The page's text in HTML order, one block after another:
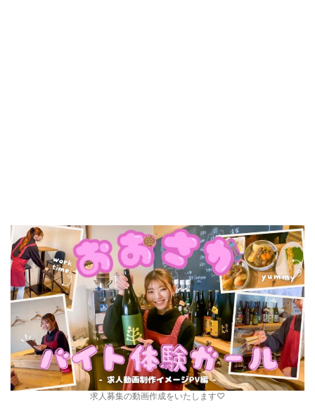
求人募集の動画作成をいたします♡